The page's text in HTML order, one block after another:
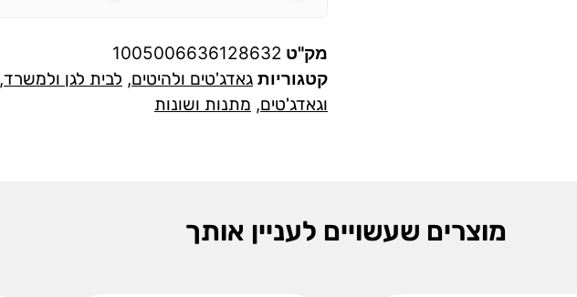
מק"ט 1005006636128632
קטגוריות גאדג'טים ולהיטים, לבית לגן ולמשרד,
וגאדג'טים, מתנות ושונות
מוצרים שעשויים לעניין אותך